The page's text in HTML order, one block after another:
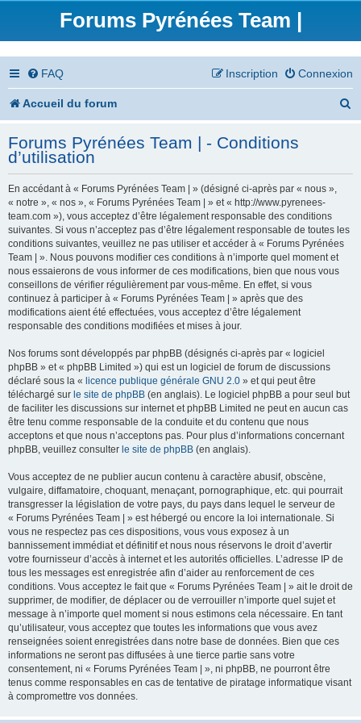
Forums Pyrénées Team |
FAQ Connexion
Inscription
Accueil du forum
h
Forums Pyrénées Team | - Conditions
d’utilisation
En accédant à « Forums Pyrénées Team | » (désigné ci-après par « nous »,
« notre », « nos », « Forums Pyrénées Team | » et « http://www.pyrenees-
team.com »), vous acceptez d’être légalement responsable des conditions
suivantes. Si vous n’acceptez pas d’être légalement responsable de toutes les
conditions suivantes, veuillez ne pas utiliser et accéder à « Forums Pyrénées
Team | ». Nous pouvons modifier ces conditions à n’importe quel moment et
nous essaierons de vous informer de ces modifications, bien que nous vous
conseillons de vérifier régulièrement par vous-même. En effet, si vous
continuez à participer à « Forums Pyrénées Team | » après que des
modifications aient été effectuées, vous acceptez d’être légalement
responsable des conditions modifiées et mises à jour.
Nos forums sont développés par phpBB (désignés ci-après par « logiciel
phpBB » et « phpBB Limited ») qui est un logiciel de forum de discussions
déclaré sous la « licence publique générale GNU 2.0 » et qui peut être
téléchargé sur le site de phpBB (en anglais). Le logiciel phpBB a pour seul but
de faciliter les discussions sur internet et phpBB Limited ne peut en aucun cas
être tenu comme responsable de la conduite et du contenu que nous
acceptons et que nous n’acceptons pas. Pour plus d’informations concernant
phpBB, veuillez consulter le site de phpBB (en anglais).
Vous acceptez de ne publier aucun contenu à caractère abusif, obscène,
vulgaire, diffamatoire, choquant, menaçant, pornographique, etc. qui pourrait
transgresser la législation de votre pays, du pays dans lequel le serveur de
« Forums Pyrénées Team | » est hébergé ou encore la loi internationale. Si
vous ne respectez pas ces dispositions, vous vous exposez à un
bannissement immédiat et définitif et nous nous réservons le droit d’avertir
votre fournisseur d’accès à internet et les autorités officielles. L’adresse IP de
tous les messages est enregistrée afin d’aider au renforcement de ces
conditions. Vous acceptez le fait que « Forums Pyrénées Team | » ait le droit de
supprimer, de modifier, de déplacer ou de verrouiller n’importe quel sujet et
message à n’importe quel moment si nous estimons cela nécessaire. En tant
qu’utilisateur, vous acceptez que toutes les informations que vous avez
renseignées soient enregistrées dans notre base de données. Bien que ces
informations ne seront pas diffusées à une tierce partie sans votre
consentement, ni « Forums Pyrénées Team | », ni phpBB, ne pourront être
tenus comme responsables en cas de tentative de piratage informatique visant
à compromettre vos données.